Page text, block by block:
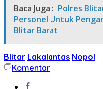
Baca Juga : Polres
Personel Untuk
Blitar Barat
Blitar Lakalantas Nopol
Komentar